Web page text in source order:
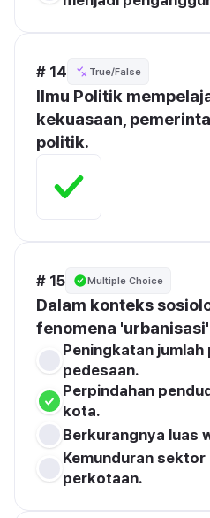
# 14 True/False
Ilmu Politik
kekuasaan,
politik.
# 15 Multiple Choice
Dalam konteks
fenomena
Peningkatan
pedesaan.
Perpindahan
kota.
Berkurangnya luas
Kemunduran
perkotaan.